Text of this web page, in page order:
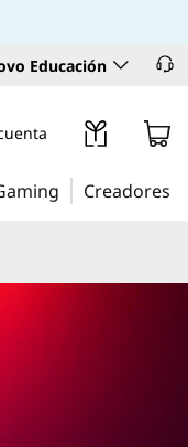
Educación
Creadores